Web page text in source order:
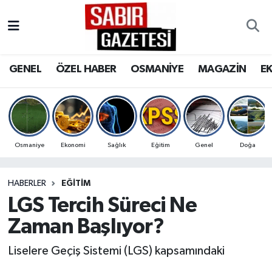
GENEL ÖZEL HABER OSMANİYE MAGAZİN
Osmaniye Ekonomi Sağlık Eğitim Genel Doğa
HABERLER EĞITIM
LGS Tercih Süreci Ne
Zaman Başlıyor?
Liselere Geçiş Sistemi (LGS) kapsamındaki
OSMANİYE
MAGAZİN
SPOR
RESMİ İLANLAR
Osmaniye Nöbetçi Eczaneler
Osmaniye Trafik Yoğunluk Haritası
Süper Lig Puan Durumu ve Fikstür
Son Dakika Haberleri
Haber Arşivi